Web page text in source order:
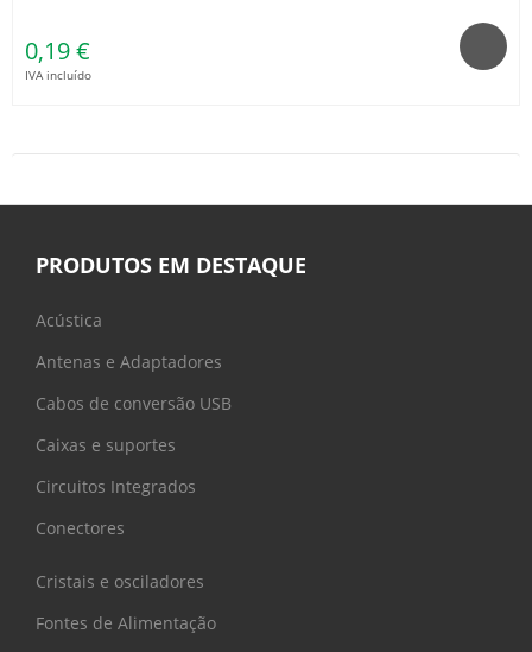
0,19 €
IVA incluído
PRODUTOS EM DESTAQUE
Acústica
Antenas e Adaptadores
Cabos de conversão USB
Caixas e suportes
Circuitos Integrados
Conectores
Cristais e osciladores
Fontes de Alimentação